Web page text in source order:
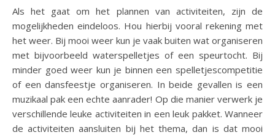
Als het gaat om het plannen van activiteiten, zijn de
mogelijkheden eindeloos. Hou hierbij vooral rekening met
het weer. Bij mooi weer kun je vaak buiten wat organiseren
met bijvoorbeeld waterspelletjes of een speurtocht. Bij
minder goed weer kun je binnen een spelletjescompetitie
of een dansfeestje organiseren. In beide gevallen is een
muzikaal pak een echte aanrader! Op die manier verwerk je
verschillende leuke activiteiten in een leuk pakket. Wanneer
de activiteiten aansluiten bij het thema, dan is dat mooi